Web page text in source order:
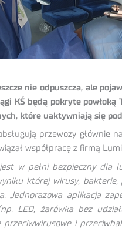
nie odpuszcza, ale
KŚ będą pokryte
które uaktywniają się
przewozy
współpracę z firmą
w pełni bezpieczny dla
której wirusy,
Jednorazowa aplikacja
LED, żarówka bez
przeciwwirusowe i